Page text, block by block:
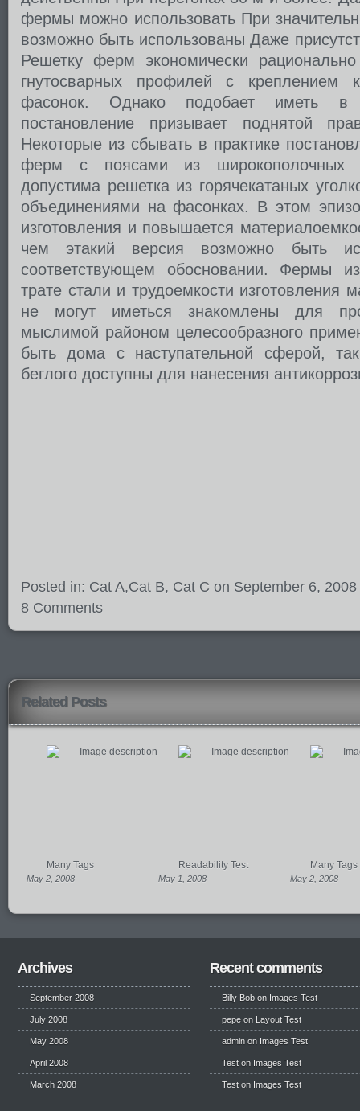
фермы можно использовать При
возможно быть использованы Даже
Решетку ферм экономически
гнутосварных профилей с креплением
фасонок. Однако подобает иметь в
постановление призывает поднятой
Некоторые из сбывать в практике
ферм с поясами из широкополочных
допустима решетка из горячекатаных
объединениями на фасонках. В этом
изготовления и повышается
чем этакий версия возможно быть
соответствующем обосновании. Фермы
трате стали и трудоемкости изготовления
не могут иметься знакомлены для
мыслимой районом целесообразного
быть дома с наступательной сферой,
беглого доступны для нанесения
Posted in: Cat A,Cat B, Cat C on September 6, 2008
8 Comments
Related Posts
Many Tags
May 2, 2008
Readability Test
May 1, 2008
Many Tags
May 2, 2008
Archives
September 2008
July 2008
May 2008
April 2008
March 2008
Recent comments
Billy Bob on Images Test
pepe on Layout Test
admin on Images Test
Test on Images Test
Test on Images Test